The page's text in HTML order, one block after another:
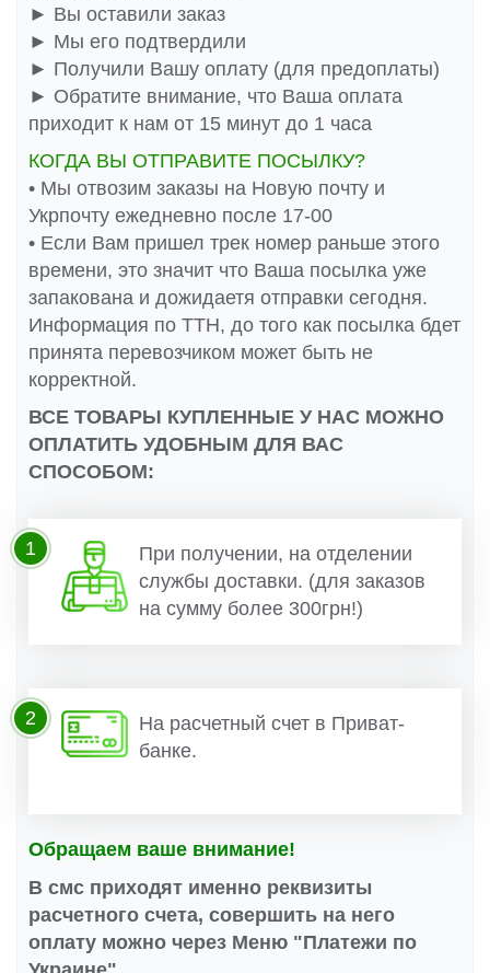
► Вы оставили заказ
► Мы его подтвердили
► Получили Вашу оплату (для предоплаты)
► Обратите внимание, что Ваша оплата
приходит к нам от 15 минут до 1 часа
КОГДА ВЫ ОТПРАВИТЕ ПОСЫЛКУ?
• Мы отвозим заказы на Новую почту и
Укрпочту ежедневно после 17-00
• Если Вам пришел трек номер раньше этого
времени, это значит что Ваша посылка уже
запакована и дожидаетя отправки сегодня.
Информация по ТТН, до того как посылка бдет
принята перевозчиком может быть не
корректной.
ВСЕ ТОВАРЫ КУПЛЕННЫЕ У НАС МОЖНО
ОПЛАТИТЬ УДОБНЫМ ДЛЯ ВАС
СПОСОБОМ:
При получении, на отделении
службы доставки. (для заказов
на сумму более 300грн!)
1
На расчетный счет в Приват-
банке.
2
Обращаем ваше внимание!
В смс приходят именно реквизиты
расчетного счета, совершить на него
оплату можно через Меню "Платежи по